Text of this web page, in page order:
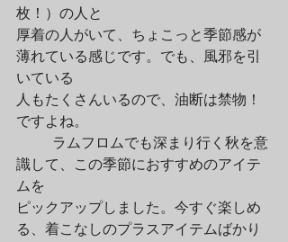
枚！）の人と
厚着の人がいて、ちょこっと季節感が
薄れている感じです。でも、風邪を引
いている
人もたくさんいるので、油断は禁物！
ですよね。
識して、この季節におすすめのアイテ
ムを
ピックアップしました。今すぐ楽しめ
る、着こなしのプラスアイテムばかり